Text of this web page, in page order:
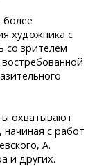
более
художника с
со зрителем
охватывают
с работ
А.
и других.